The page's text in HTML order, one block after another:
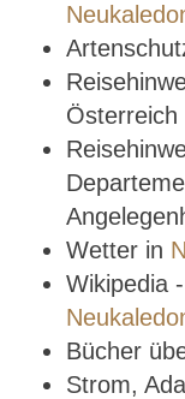
Österreich
Wetter in
Wikipedia
Bücher
Strom,